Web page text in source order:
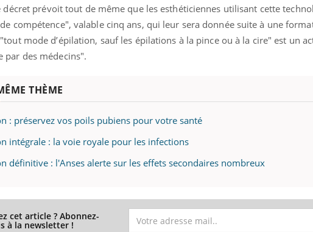
décret prévoit tout de même que les esthéticiennes utilisant cette
compétence", valable cinq ans, qui leur sera donnée suite à une
mode d’épilation, sauf les épilations à la pince ou à la cire" est un
par des médecins".
THÈME
: préservez vos poils pubiens pour votre santé
intégrale : la voie royale pour les infections
définitive : l'Anses alerte sur les effets secondaires nombreux
cet article ? Abonnez-
à la newsletter !